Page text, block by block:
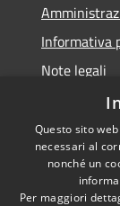
Informativa
Note legali
RSS
Questo sito
necessari al
nonché un
Per maggiori